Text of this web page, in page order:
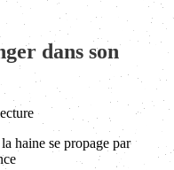
dans son
haine se propage par